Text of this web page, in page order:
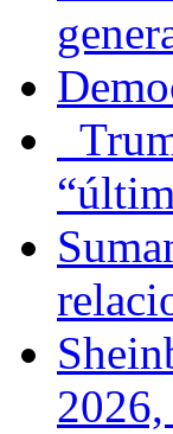
2026,